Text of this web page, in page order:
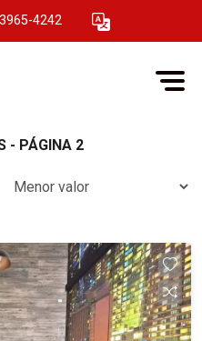
4242
- PÁGINA 2